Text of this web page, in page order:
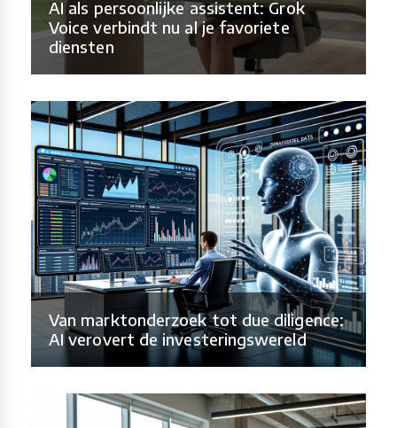
AI als persoonlijke assistent: Grok
Voice verbindt nu al je favoriete
diensten
Van marktonderzoek tot due diligence:
AI verovert de investeringswereld